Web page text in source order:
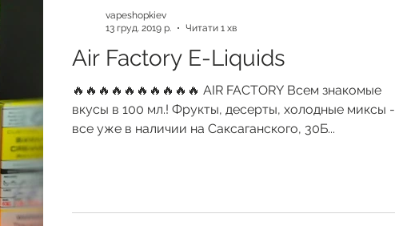
Air Factory E-Liquids
🔥🔥🔥🔥🔥🔥🔥🔥🔥🔥 AIR FACTORY Всем знакомые
вкусы в 100 мл.! Фрукты, десерты, холодные миксы -
все уже в наличии на Саксаганского, 30Б...
vapeshopkiev
13 груд. 2019 р.
Читати 1 хв